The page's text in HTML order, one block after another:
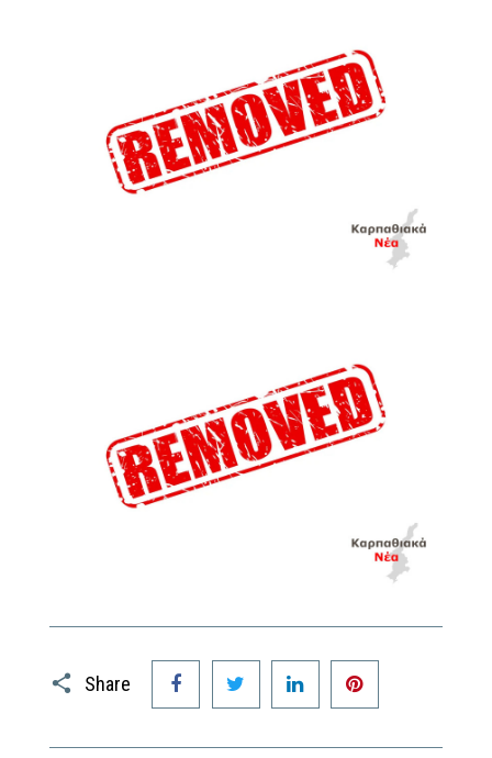
Share
Facebook Twitter LinkedIn